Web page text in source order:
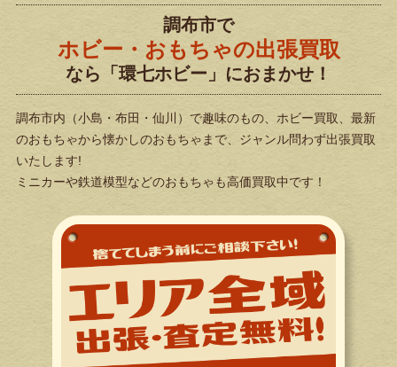
調布市で
ホビー・おもちゃの出張買取
なら 「環七ホビー」におまかせ！
調布市内（小島・布田・仙川）で趣味のもの、ホビー買取、最新
のおもちゃから懐かしのおもちゃまで、 ジャンル問わず出張買取
いたします!
ミニカーや鉄道模型などのおもちゃも高価買取中です！